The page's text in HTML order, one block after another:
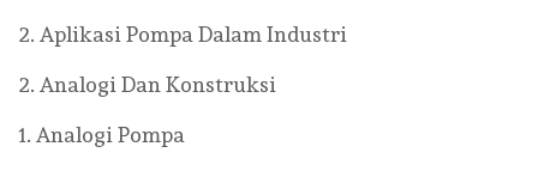
2. Aplikasi Pompa Dalam Industri
2. Analogi Dan Konstruksi
1. Analogi Pompa